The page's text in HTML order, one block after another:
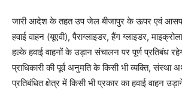
जारी आदेश के तहत उप जेल बीजापुर के ऊपर एवं
हवाई वाहन (यूएवी), पैराग्लाइडर, हैंग ग्लाइडर,
हल्के हवाई वाहनों के उड़ान संचालन पर पूर्ण प्रतिबंध
प्राधिकारी की पूर्व अनुमति के किसी भी व्यक्ति, संस्था
प्रतिबंधित क्षेत्र में किसी भी प्रकार का हवाई वाहन